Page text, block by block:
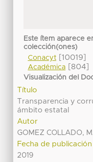
Este ítem aparece
colección(ones)
Conacyt[10019]
Académica[804]
Visualización del
Título
Transparencia y
ámbito estatal
Autor
GOMEZ COLLADO,
Fecha de publicación
2019